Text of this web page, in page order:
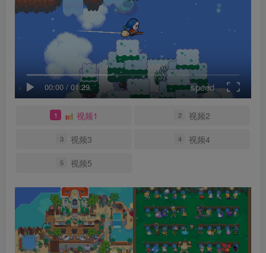
00:00 / 01:29 speed
1 视频1 2 视频2
3 视频3 4 视频4
5 视频5